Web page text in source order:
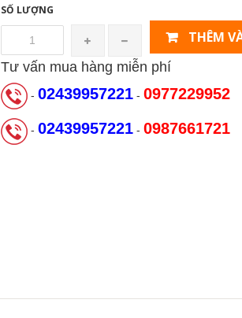
SỐ LƯỢNG
THÊM
Tư vấn mua hàng miễn phí
- 02439957221- 0977229952
- 02439957221- 0987661721